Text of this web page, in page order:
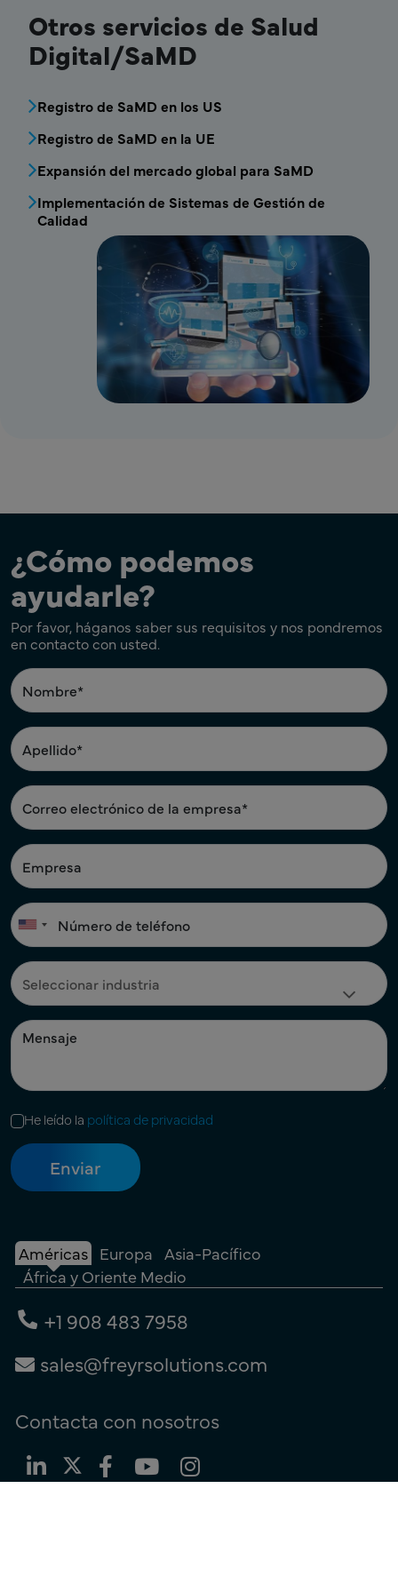
Otros servicios de Salud
Digital/SaMD
MDV - Bloque de menú de servicios de
Registro de SaMD en los US
Registro de SaMD en la UE
Expansión del mercado global para SaMD
Implementación de Sistemas de Gestión de
Calidad
¿Cómo podemos
ayudarle?
Por favor, háganos saber sus requisitos y nos pondremos
en contacto con usted.
He leído la política de privacidad
Américas Europa Asia-Pacífico
África y Oriente Medio
+1 908 483 7958
sales@freyrsolutions.com
Contacta con nosotros